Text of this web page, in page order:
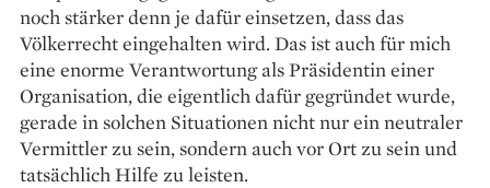
noch stärker denn je dafür einsetzen, dass das
Völkerrecht eingehalten wird. Das ist auch für mich
eine enorme Verantwortung als Präsidentin einer
Organisation, die eigentlich dafür gegründet wurde,
gerade in solchen Situationen nicht nur ein neutraler
Vermittler zu sein, sondern auch vor Ort zu sein und
tatsächlich Hilfe zu leisten.